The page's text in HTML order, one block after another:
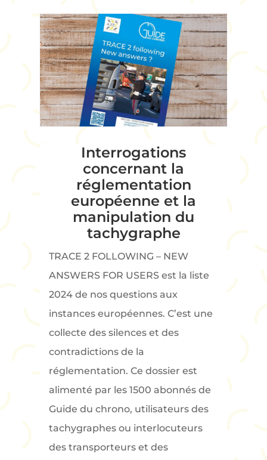
Interrogations
concernant la
réglementation
européenne et la
manipulation du
tachygraphe
TRACE 2 FOLLOWING – NEW
ANSWERS FOR USERS est la liste
2024 de nos questions aux
instances européennes. C’est une
collecte des silences et des
contradictions de la
réglementation. Ce dossier est
alimenté par les 1500 abonnés de
Guide du chrono, utilisateurs des
tachygraphes ou interlocuteurs
des transporteurs et des